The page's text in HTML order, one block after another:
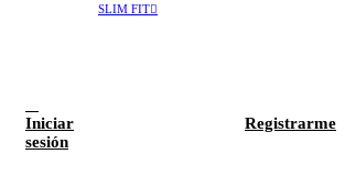
SLIM FIT
Iniciar
sesión
Registrarme